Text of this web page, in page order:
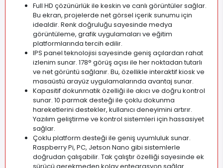
Full HD çözünürlük ile keskin ve canlı görüntüler sağlar.
Bu ekran, projelerde net görsel içerik sunumu için
idealdir. Renk doğruluğu sayesinde medya
görüntüleme, grafik uygulamaları ve eğitim
platformlarında tercih edilir.
IPS panel teknolojisi sayesinde geniş açılardan rahat
izlenim sunar. 178° görüş açısı ile her noktadan tutarlı
ve net görüntü sağlanır. Bu, özellikle interaktif kiosk ve
masaüstü arayüz uygulamalarında avantaj sunar.
Kapasitif dokunmatik özelliği ile akıcı ve doğru kontrol
sunar. 10 parmak desteği ile çoklu dokunma
hareketlerini destekler, kullanıcı deneyimini artırır.
Yazılım geliştirme ve kontrol sistemleri için hassasiyet
sağlar.
Çoklu platform desteği ile geniş uyumluluk sunar.
Raspberry Pi, PC, Jetson Nano gibi sistemlerle
doğrudan çalışabilir. Tak çalıştır özelliği sayesinde ek
sürücü gerekmeden kolay entegrasyon sağlar.